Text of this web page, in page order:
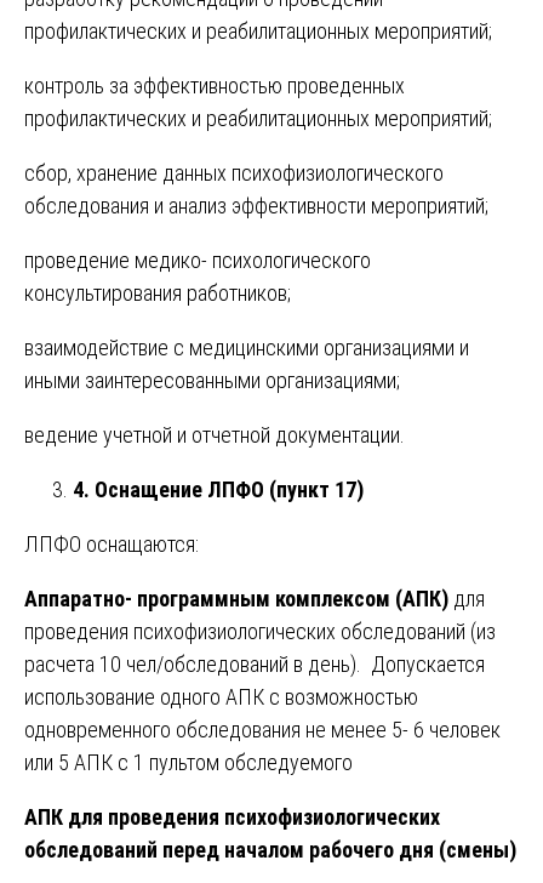
профилактических и реабилитационных мероприятий;
контроль за эффективностью проведенных
профилактических и реабилитационных мероприятий;
сбор, хранение данных психофизиологического
обследования и анализ эффективности мероприятий;
проведение медико- психологического
консультирования работников;
взаимодействие с медицинскими организациями и
иными заинтересованными организациями;
ведение учетной и отчетной документации.
4. Оснащение ЛПФО (пункт 17)
ЛПФО оснащаются:
Аппаратно- программным комплексом (АПК) для
проведения психофизиологических обследований (из
расчета 10 чел/обследований в день). Допускается
использование одного АПК с возможностью
одновременного обследования не менее 5- 6 человек
или 5 АПК с 1 пультом обследуемого
АПК для проведения психофизиологических
обследований перед началом рабочего дня (смены)